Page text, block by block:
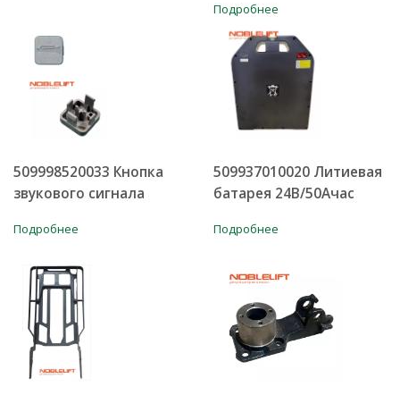
Подробнее
509998520033 Кнопка
звукового сигнала
Подробнее
509937010020 Литиевая
батарея 24В/50Ачас
Подробнее